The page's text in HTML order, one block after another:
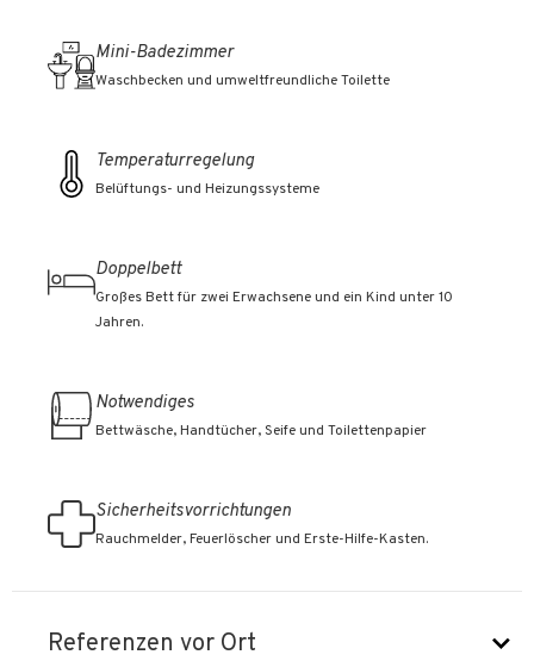
Mini-Badezimmer
Waschbecken und umweltfreundliche Toilette
Temperaturregelung
Belüftungs- und Heizungssysteme
Doppelbett
Großes Bett für zwei Erwachsene und ein Kind unter 10
Jahren.
Notwendiges
Bettwäsche, Handtücher, Seife und Toilettenpapier
Sicherheitsvorrichtungen
Rauchmelder, Feuerlöscher und Erste-Hilfe-Kasten.
Referenzen vor Ort